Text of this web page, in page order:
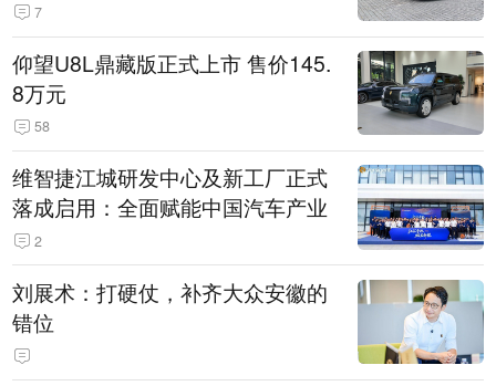
7
仰望U8L鼎藏版正式上市 售价145.
8万元
58
维智捷江城研发中心及新工厂正式
落成启用：全面赋能中国汽车产业
2
刘展术：打硬仗，补齐大众安徽的
错位